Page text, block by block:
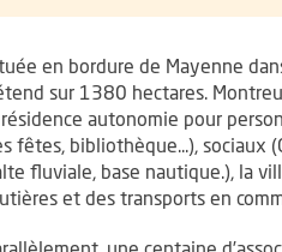
en bordure de Mayenne
sur 1380 hectares.
autonomie pour
fêtes, bibliothèque...), sociaux
fluviale, base nautique.), la
et des transports en